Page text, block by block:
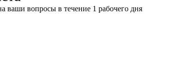
ваши вопросы в течение 1 рабочего дня